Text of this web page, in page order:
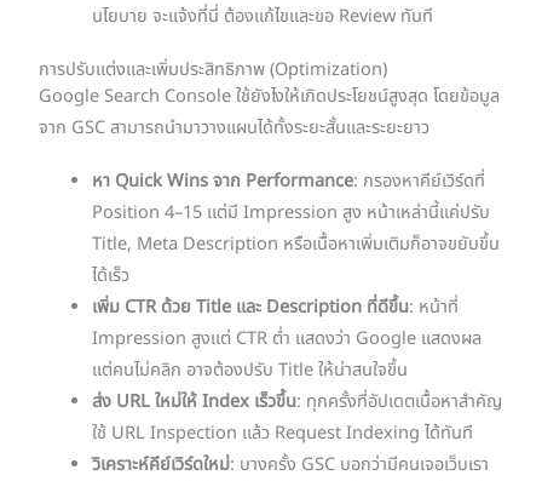
นโยบาย จะแจ้งที่นี่ ต้องแก้ไขและขอ Review ทันที
การปรับแต่งและเพิ่มประสิทธิภาพ (Optimization)
Google Search Console ใช้ยังไงให้เกิดประโยชน์สูงสุด โดยข้อมูล
จาก GSC สามารถนำมาวางแผนได้ทั้งระยะสั้นและระยะยาว
หา Quick Wins จาก Performance: กรองหาคีย์เวิร์ดที่
Position 4–15 แต่มี Impression สูง หน้าเหล่านี้แค่ปรับ
Title, Meta Description หรือเนื้อหาเพิ่มเติมก็อาจขยับขึ้น
ได้เร็ว
เพิ่ม CTR ด้วย Title และ Description ที่ดีขึ้น: หน้าที่
Impression สูงแต่ CTR ต่ำ แสดงว่า Google แสดงผล
แต่คนไม่คลิก อาจต้องปรับ Title ให้น่าสนใจขึ้น
ส่ง URL ใหม่ให้ Index เร็วขึ้น: ทุกครั้งที่อัปเดตเนื้อหาสำคัญ
ใช้ URL Inspection แล้ว Request Indexing ได้ทันที
วิเคราะห์คีย์เวิร์ดใหม่: บางครั้ง GSC บอกว่ามีคนเจอเว็บเรา